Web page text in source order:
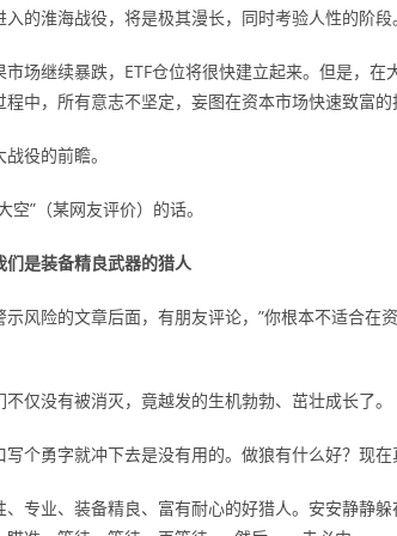
的淮海战役，将是极其漫长，同时考验人性的阶段。
场继续暴跌，ETF仓位将很快建立起来。但是，
中，所有意志不坚定，妄图在资本市场快速致富的
役的前瞻。
空”（某网友评价）的话。
们是装备精良武器的猎人
风险的文章后面，有朋友评论，”你根本不适合在
仅没有被消灭，竟越发的生机勃勃、茁壮成长了。
个勇字就冲下去是没有用的。做狼有什么好？现在
专业、装备精良、富有耐心的好猎人。安安静静